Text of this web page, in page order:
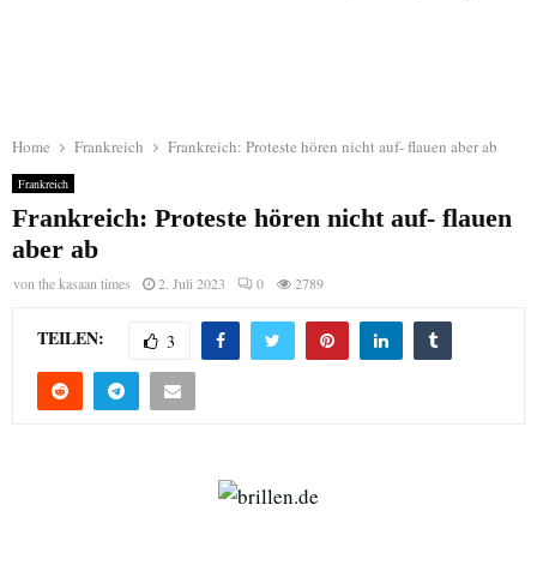
Home Frankreich Frankreich: Proteste hören nicht auf- flauen aber ab
Frankreich
Frankreich: Proteste hören nicht auf- flauen
aber ab
von the kasaan times 2. Juli 2023 0 2789
TEILEN: 3